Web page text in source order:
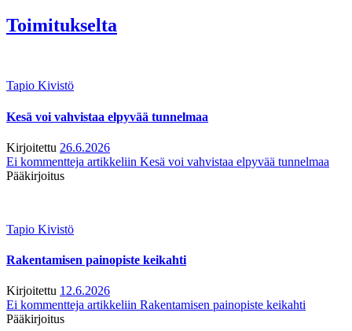
Toimitukselta
Tapio Kivistö
Kesä voi vahvistaa elpyvää tunnelmaa
Kirjoitettu 26.6.2026
Ei kommentteja artikkeliin Kesä voi vahvistaa elpyvää tunnelmaa
Pääkirjoitus
Tapio Kivistö
Rakentamisen painopiste keikahti
Kirjoitettu 12.6.2026
Ei kommentteja artikkeliin Rakentamisen painopiste keikahti
Pääkirjoitus